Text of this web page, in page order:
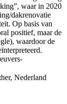
waar in 2020
dakrenovatie
Op basis van
positief, maar de
waardoor de
Nederland